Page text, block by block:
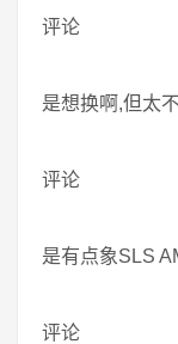
评论
是想换啊,但太
评论
是有点象SLS
评论